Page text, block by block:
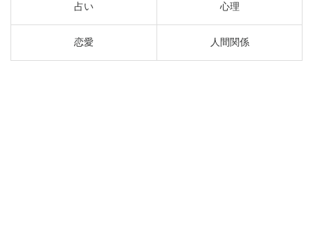
占い 心理
恋愛 人間関係